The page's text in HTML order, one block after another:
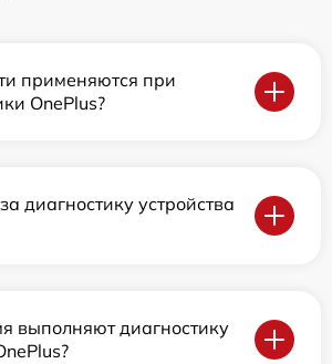
применяются при
OnePlus?
диагностику устройства
выполняют диагностику